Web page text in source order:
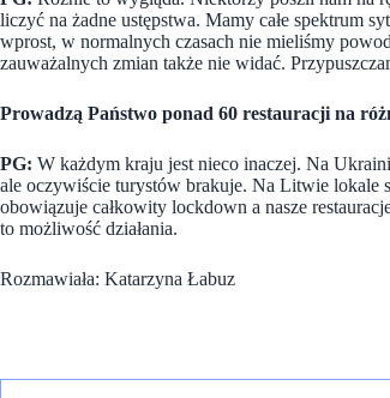
liczyć na żadne ustępstwa. Mamy całe spektrum
wprost, w normalnych czasach nie mieliśmy
zauważalnych zmian także nie widać.
Prowadzą Państwo ponad 60 restauracji na
PG: W każdym kraju jest nieco inaczej. Na
ale oczywiście turystów brakuje. Na Litwie lokale
obowiązuje całkowity lockdown a nasze
to możliwość działania.
Rozmawiała: Katarzyna Łabuz